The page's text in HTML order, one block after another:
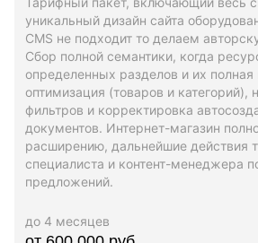
уникальный дизайн сайта
CMS не подходит то делаем
Сбор полной семантики, когда
определенных разделов и их полная
оптимизация (товаров и категорий),
фильтров и корректировка
документов. Интернет-магазин
расширению, дальнейшие действия
специалиста и контент-менеджера
предложений.
до 4 месяцев